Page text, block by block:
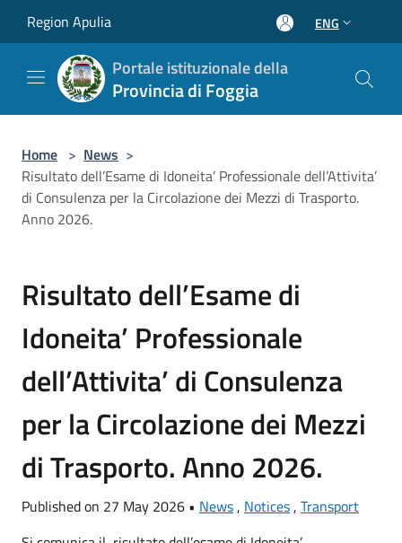
Region Apulia ENG
Portale istituzionale della
Provincia di Foggia
Home > News >
Risultato dell’Esame di Idoneita’ Professionale dell’Attivita’
di Consulenza per la Circolazione dei Mezzi di Trasporto.
Anno 2026.
Risultato dell’Esame di
Idoneita’ Professionale
dell’Attivita’ di Consulenza
per la Circolazione dei Mezzi
di Trasporto. Anno 2026.
Published on 27 May 2026 • News , Notices , Transport